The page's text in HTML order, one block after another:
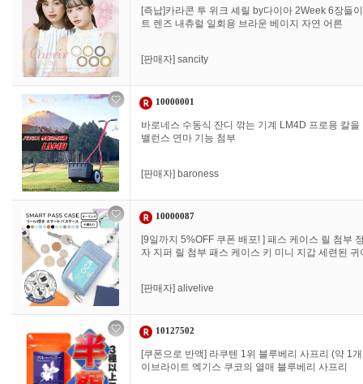
[즉납]카라콘 투 위크 셰릴 by다이아 2Week 6장들
트 렌즈 내츄럴 일회용 브라운 베이지 자연 어른
[판매자] sancity
10000001
바로네스 수동식 잔디 깎는 기계 LM4D 프로용 칼
밸런스 연마 기능 첨부
[판매자] baroness
10000087
[9일까지 5%OFF 쿠폰 배포! ] 패스 케이스 릴 첨부
자 지퍼 릴 첨부 패스 케이스 키 미니 지갑 세련된
[판매자] alivelive
10127502
[쿠폰으로 반액] 라쿠텐 1위 블루베리 사프리 (약 1
이브라이트 엑기스 쿠코의 열매 블루베리 사프리